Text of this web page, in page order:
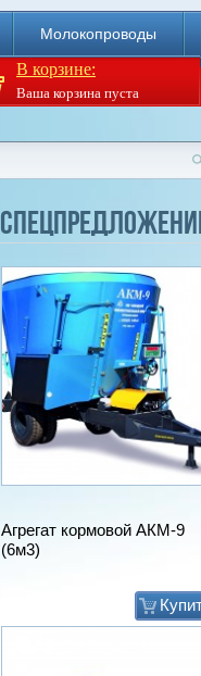
Молокопроводы
В корзине:
Ваша корзина пуста
Агрегат кормовой АКМ-9
(6м3)